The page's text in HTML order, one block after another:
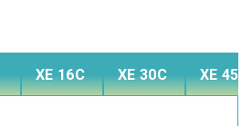
XE 16C XE 30C XE 45C